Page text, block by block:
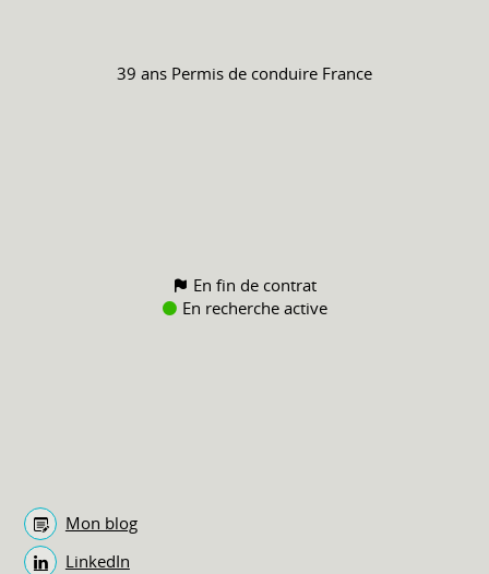
39 ans Permis de conduire France
En fin de contrat
En recherche active
Mon blog
LinkedIn